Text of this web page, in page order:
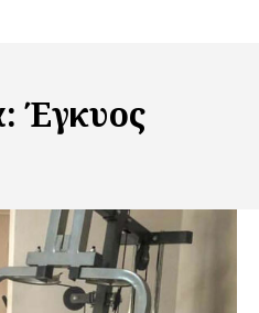
Έγκυος